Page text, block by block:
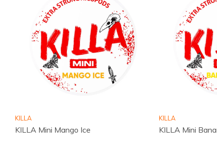
Tamaño:Delgado
Con su fuerza media, R4VE - Mango Django Medium
es perfecto para quienes buscan un equilibrio entre
intensidad y sabor. Su formato delgado asegura una
discreción y comodidad inigualables, permitiéndote
disfrutar de su exquisito sabor en cualquier momento
Tu Próxima Compra Es Ahora
KILLA
KILLA Mini Mango Ice
KILLA
KILLA Mini